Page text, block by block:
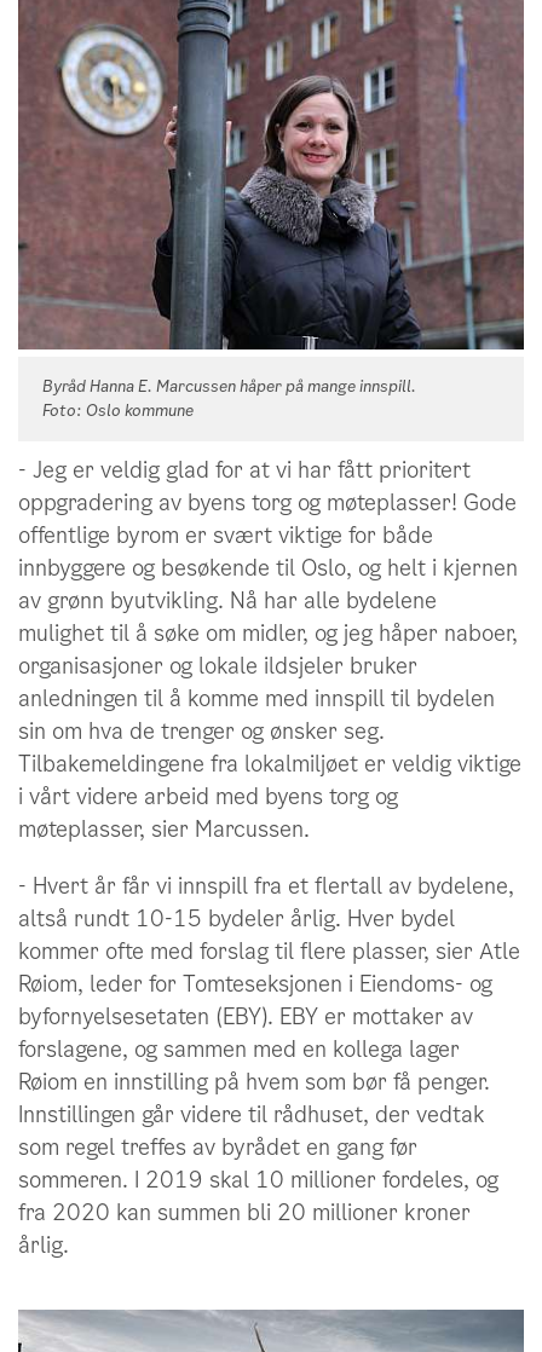
Byråd Hanna E. Marcussen håper på mange innspill.
Foto: Oslo kommune
- Jeg er veldig glad for at vi har fått prioritert
oppgradering av byens torg og møteplasser! Gode
offentlige byrom er svært viktige for både
innbyggere og besøkende til Oslo, og helt i kjernen
av grønn byutvikling. Nå har alle bydelene
mulighet til å søke om midler, og jeg håper naboer,
organisasjoner og lokale ildsjeler bruker
anledningen til å komme med innspill til bydelen
sin om hva de trenger og ønsker seg.
Tilbakemeldingene fra lokalmiljøet er veldig viktige
i vårt videre arbeid med byens torg og
møteplasser, sier Marcussen.
- Hvert år får vi innspill fra et flertall av bydelene,
altså rundt 10-15 bydeler årlig. Hver bydel
kommer ofte med forslag til flere plasser, sier Atle
Røiom, leder for Tomteseksjonen i Eiendoms- og
byfornyelsesetaten (EBY). EBY er mottaker av
forslagene, og sammen med en kollega lager
Røiom en innstilling på hvem som bør få penger.
Innstillingen går videre til rådhuset, der vedtak
som regel treffes av byrådet en gang før
sommeren. I 2019 skal 10 millioner fordeles, og
fra 2020 kan summen bli 20 millioner kroner
årlig.